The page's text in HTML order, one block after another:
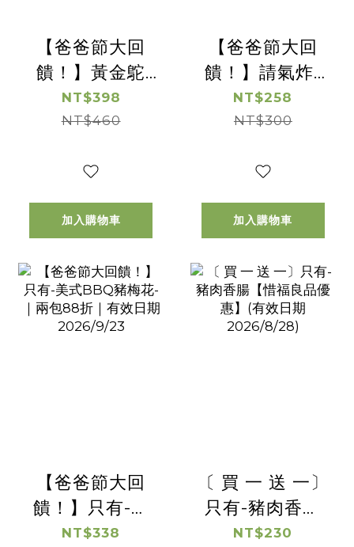
【爸爸節大回
饋！】黃金鴕
鳥-沙朗肉片 -｜
兩包88折｜
NT$398
NT$460
加入購物車
【爸爸節大回
饋！】請氣炸-
山賊翅中-｜兩
包88折｜
NT$258
NT$300
加入購物車
【爸爸節大回
饋！】只有-美
式BBQ豬梅花-
NT$338
〔 買 一 送 一〕
只有-豬肉香腸
【惜福良品優
NT$230